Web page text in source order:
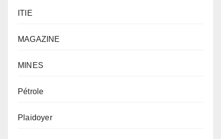
ITIE
MAGAZINE
MINES
Pétrole
Plaidoyer